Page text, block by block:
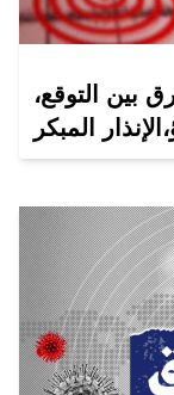
بين التوقع،
المبكر